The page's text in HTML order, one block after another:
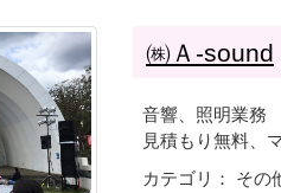
㈱Ａ-sound
音響、照明業務
見積もり無料、
カテゴリ： その